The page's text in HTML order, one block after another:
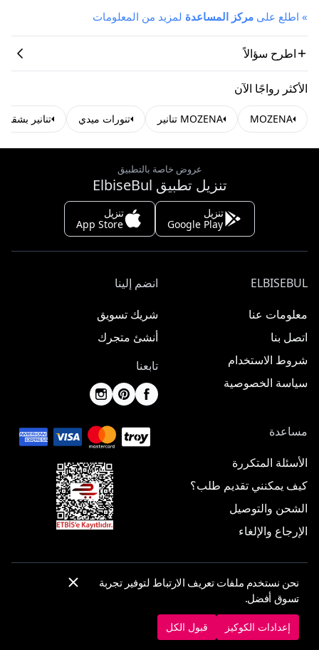
» اطلع على مركز المساعدة لمزيد من المعلومات
اطرح سؤالاً
الأكثر رواجًا الآن
MOZENA MOZENA تنانير تنورات ميدي تنانير بشقوق
عروض خاصة بالتطبيق
تنزيل تطبيق ElbiseBul
تنزيل
Google Play
تنزيل
App Store
ELBISEBUL
معلومات عنا
اتصل بنا
شروط الاستخدام
سياسة الخصوصية
انضم إلينا
شريك تسويق
أنشئ متجرك
تابعنا
مساعدة
الأسئلة المتكررة
كيف يمكنني تقديم طلب؟
الشحن والتوصيل
الإرجاع والإلغاء
إعدادات الكوكيز
نحن نستخدم ملفات تعريف الارتباط لتوفير تجربة
تسوق أفضل.
إعدادات الكوكيز قبول الكل